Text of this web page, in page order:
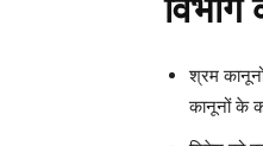
विभाग
श्रम
कानूनों के